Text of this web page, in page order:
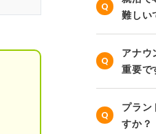
難しい
アナウ
重要で
プラン
すか？